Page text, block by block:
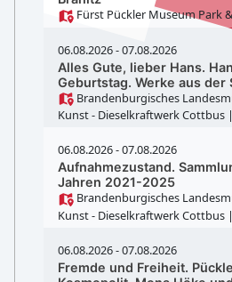
Fürst Pückler Museum Park
06.08.2026 - 07.08.2026
Alles Gute, lieber Hans.
Geburtstag. Werke aus der
Brandenburgisches
Kunst - Dieselkraftwerk Cottbus
06.08.2026 - 07.08.2026
Aufnahmezustand.
Jahren 2021-2025
Brandenburgisches
Kunst - Dieselkraftwerk Cottbus
06.08.2026 - 07.08.2026
Fremde und Freiheit.